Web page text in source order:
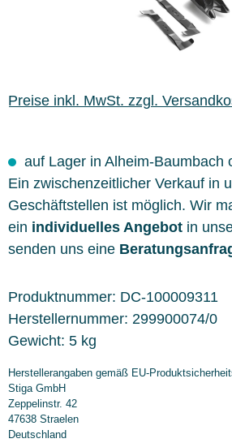
Preise inkl. MwSt. zzgl.
auf Lager in Alheim-Baumbach
Ein zwischenzeitlicher Verkauf in
Geschäftstellen ist möglich. Wir
ein individuelles Angebot in
senden uns eine
Produktnummer: DC-100009311
Herstellernummer: 299900074/0
Gewicht: 5 kg
Herstellerangaben gemäß EU-
Stiga GmbH
Zeppelinstr. 42
47638 Straelen
Deutschland